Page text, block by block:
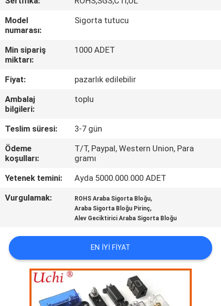
HAKKIMIZDA
FABRIKA
TURU
KALITE
KONTROL
BIZE
HABERLER
BIR
TEKLIF
ISTEĞI
Model
numarası:
Sigorta tutucu
Min sipariş
miktarı:
1000 ADET
Fiyat:
pazarlık edilebilir
Ambalaj
bilgileri:
toplu
Teslim süresi:
3-7 gün
Ödeme
koşulları:
T/T, Paypal, Western Union, Para
gramı
Yetenek temini:
Ayda 5000.000.000 ADET
Vurgulamak:
ROHS Araba Sigorta Bloğu,
Araba Sigorta Bloğu Pirinç,
Alev Geciktirici Araba Sigorta Bloğu
EN IYI FIYAT